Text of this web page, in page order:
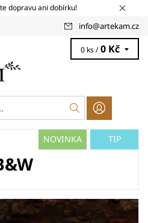
dopravu ani dobírku!
info@artekam.cz
0 ks / 0 Kč
NOVINKA TIP